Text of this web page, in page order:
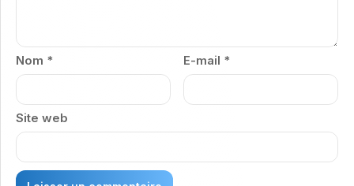
Nom * E-mail *
Site web